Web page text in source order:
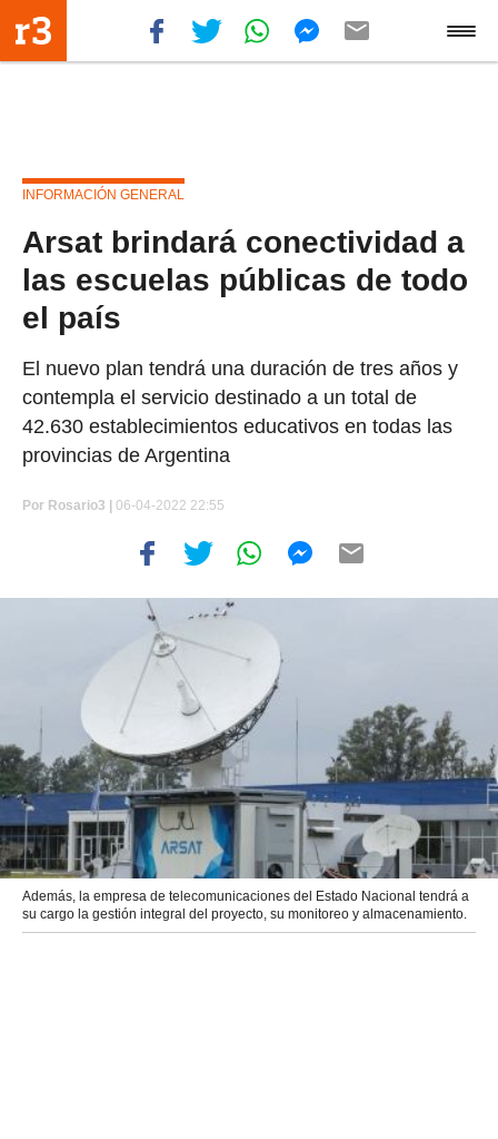
INFORMACIÓN GENERAL
Arsat brindará conectividad a
las escuelas públicas de todo
el país
El nuevo plan tendrá una duración de tres años y
contempla el servicio destinado a un total de
42.630 establecimientos educativos en todas las
provincias de Argentina
Por Rosario3 | 06-04-2022 22:55
Además, la empresa de telecomunicaciones del Estado Nacional tendrá a
su cargo la gestión integral del proyecto, su monitoreo y almacenamiento.